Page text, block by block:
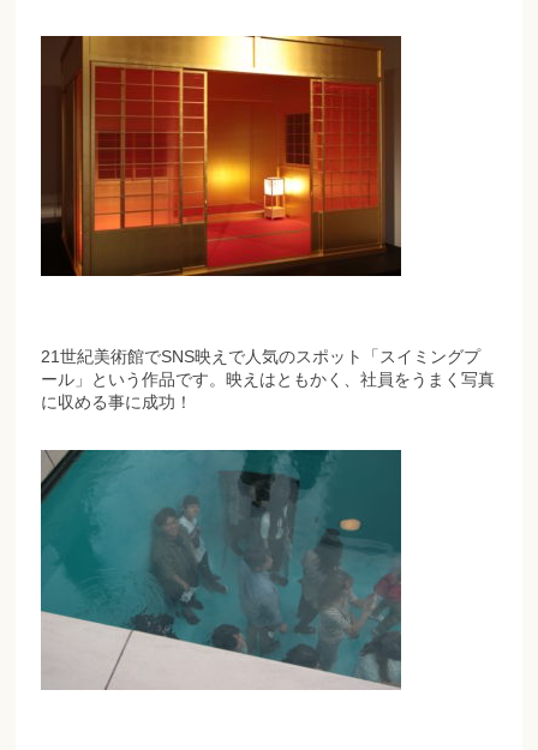
21世紀美術館でSNS映えで人気のスポット「スイミングプ
ール」という作品です。映えはともかく、社員をうまく写真
に収める事に成功！